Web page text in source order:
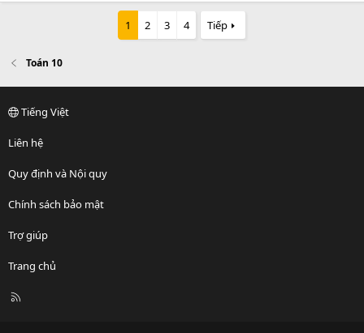
1 2 3 4 Tiếp
Toán 10
Tiếng Việt
Liên hệ
Quy định và Nội quy
Chính sách bảo mật
Trợ giúp
Trang chủ
R